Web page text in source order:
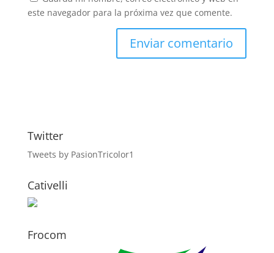
este navegador para la próxima vez que comente.
Twitter
Tweets by PasionTricolor1
Cativelli
Frocom